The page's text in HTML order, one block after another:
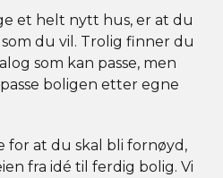
et helt nytt hus, er at du
du vil. Trolig finner du
som kan passe, men
boligen etter egne
for at du skal bli fornøyd,
fra idé til ferdig bolig. Vi